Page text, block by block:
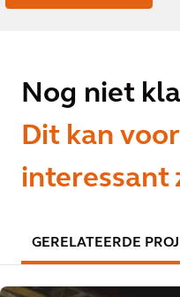
Nog niet
Dit kan
interessant
GERELATEERDE